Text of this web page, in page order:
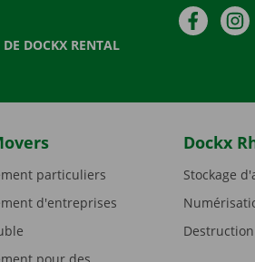
DOCKX RENTAL
particuliers
d'entreprises
Dockx
Stockage